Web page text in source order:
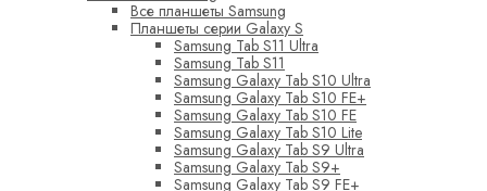
Все планшеты Samsung
Планшеты серии Galaxy S
Samsung Tab S11 Ultra
Samsung Tab S11
Samsung Galaxy Tab S10 Ultra
Samsung Galaxy Tab S10 FE+
Samsung Galaxy Tab S10 FE
Samsung Galaxy Tab S10 Lite
Samsung Galaxy Tab S9 Ultra
Samsung Galaxy Tab S9+
Samsung Galaxy Tab S9 FE+